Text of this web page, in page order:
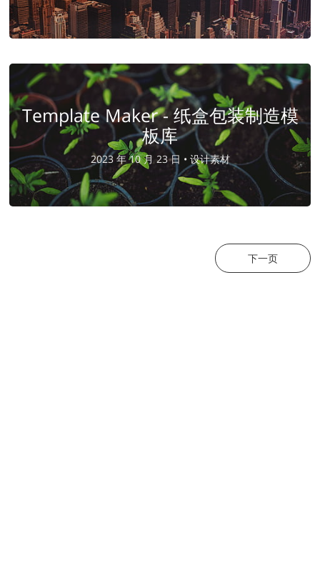
Template Maker - 纸盒包装制造模
板库
2023 年 10 月 23 日 • 设计素材
下一页